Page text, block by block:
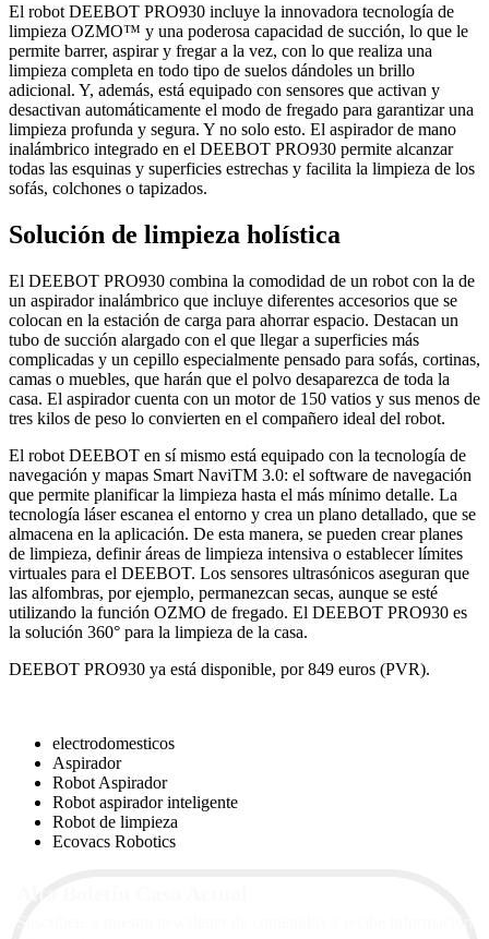
El robot DEEBOT PRO930 incluye la innovadora tecnología de
limpieza OZMO™ y una poderosa capacidad de succión, lo que le
permite barrer, aspirar y fregar a la vez, con lo que realiza una
limpieza completa en todo tipo de suelos dándoles un brillo
adicional. Y, además, está equipado con sensores que activan y
desactivan automáticamente el modo de fregado para garantizar una
limpieza profunda y segura. Y no solo esto. El aspirador de mano
inalámbrico integrado en el DEEBOT PRO930 permite alcanzar
todas las esquinas y superficies estrechas y facilita la limpieza de los
sofás, colchones o tapizados.
Solución de limpieza holística
El DEEBOT PRO930 combina la comodidad de un robot con la de
un aspirador inalámbrico que incluye diferentes accesorios que se
colocan en la estación de carga para ahorrar espacio. Destacan un
tubo de succión alargado con el que llegar a superficies más
complicadas y un cepillo especialmente pensado para sofás, cortinas,
camas o muebles, que harán que el polvo desaparezca de toda la
casa. El aspirador cuenta con un motor de 150 vatios y sus menos de
tres kilos de peso lo convierten en el compañero ideal del robot.
El robot DEEBOT en sí mismo está equipado con la tecnología de
navegación y mapas Smart NaviTM 3.0: el software de navegación
que permite planificar la limpieza hasta el más mínimo detalle. La
tecnología láser escanea el entorno y crea un plano detallado, que se
almacena en la aplicación. De esta manera, se pueden crear planes
de limpieza, definir áreas de limpieza intensiva o establecer límites
virtuales para el DEEBOT. Los sensores ultrasónicos aseguran que
las alfombras, por ejemplo, permanezcan secas, aunque se esté
utilizando la función OZMO de fregado. El DEEBOT PRO930 es
la solución 360° para la limpieza de la casa.
DEEBOT PRO930 ya está disponible, por 849 euros (PVR).
electrodomesticos
Aspirador
Robot Aspirador
Robot aspirador inteligente
Robot de limpieza
Ecovacs Robotics